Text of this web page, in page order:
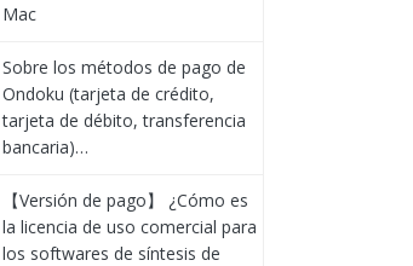
Mac
Sobre los métodos de pago de
Ondoku (tarjeta de crédito,
tarjeta de débito, transferencia
bancaria)…
【Versión de pago】 ¿Cómo es
la licencia de uso comercial para
los softwares de síntesis de